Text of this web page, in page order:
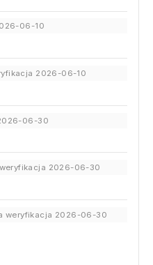
06-10
2026-06-10
06-30
2026-06-30
weryfikacja 2026-06-30